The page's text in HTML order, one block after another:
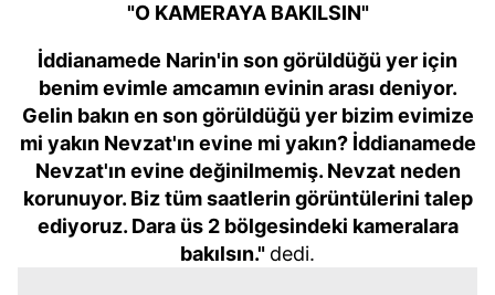
"O KAMERAYA BAKILSIN"
İddianamede Narin'in son görüldüğü yer için
benim evimle amcamın evinin arası deniyor.
Gelin bakın en son görüldüğü yer bizim evimize
mi yakın Nevzat'ın evine mi yakın? İddianamede
Nevzat'ın evine değinilmemiş. Nevzat neden
korunuyor. Biz tüm saatlerin görüntülerini talep
ediyoruz. Dara üs 2 bölgesindeki kameralara
bakılsın." dedi.